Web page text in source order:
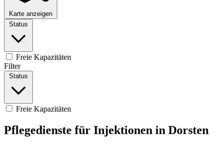
Karte anzeigen
Status
Freie Kapazitäten
Filter
Status
Freie Kapazitäten
Pflegedienste für Injektionen in Dorsten